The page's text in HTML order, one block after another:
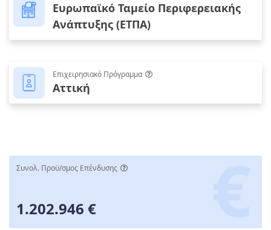
Ευρωπαϊκό Ταμείο Περιφερειακής
Ανάπτυξης (ΕΤΠΑ)
Επιχειρησιακό Πρόγραμμα
Αττική
Συνολ. Προϋ/σμος Επένδυσης
1.202.946 €